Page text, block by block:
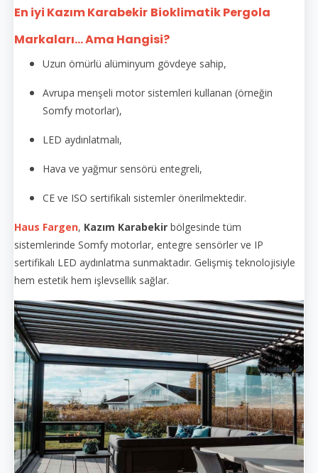
En iyi Kazım Karabekir Bioklimatik Pergola
Markaları... Ama Hangisi?
Uzun ömürlü alüminyum gövdeye sahip,
Avrupa menşeli motor sistemleri kullanan (örneğin
Somfy motorlar),
LED aydınlatmalı,
Hava ve yağmur sensörü entegreli,
CE ve ISO sertifikalı sistemler önerilmektedir.
Haus Fargen, Kazım Karabekir bölgesinde tüm
sistemlerinde Somfy motorlar, entegre sensörler ve IP
sertifikalı LED aydınlatma sunmaktadır. Gelişmiş teknolojisiyle
hem estetik hem işlevsellik sağlar.